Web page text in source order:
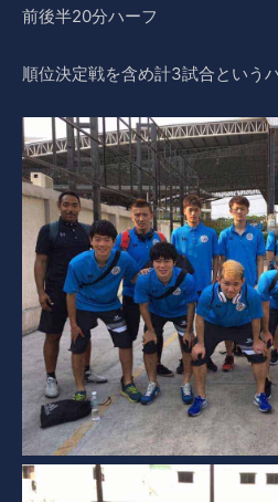
前後半20分ハーフ
順位決定戦を含め計3試合という